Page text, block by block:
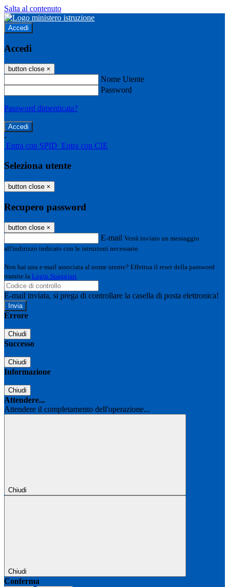
Salta al contenuto
Accedi
Accedi
button close ×
Nome Utente
Password
Password dimenticata?
-
Entra con SPID Entra con CIE
Seleziona utente
button close ×
Recupero password
button close ×
E-mail Verrà inviato un messaggio
all'indirizzo indicato con le istruzioni necessarie.
Non hai una e-mail associata al nome utente? Effettua il reset della password
tramite la Login Spaggiari
E-mail inviata, si prega di controllare la casella di posta elettronica!
Errore
Chiudi
Successo
Chiudi
Informazione
Chiudi
Attendere...
Attendere il completamento dell'operazione...
Chiudi
Chiudi
Conferma